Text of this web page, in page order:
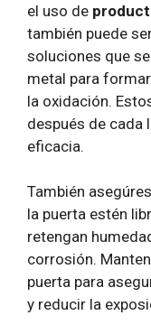
el uso de
también puede
soluciones que
metal para
la oxidación.
después de cada
eficacia.
También
la puerta estén
retengan
corrosión.
puerta para
y reducir la